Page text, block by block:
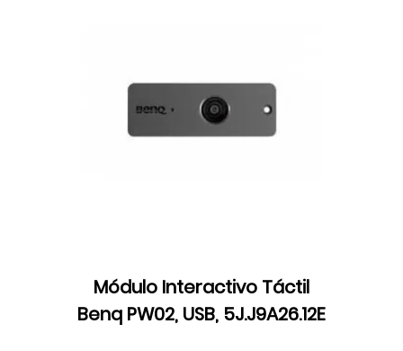
Módulo Interactivo Táctil
Benq PW02, USB, 5J.J9A26.12E